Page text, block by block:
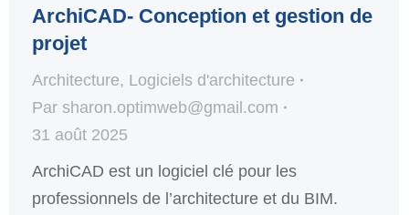
ArchiCAD- Conception et gestion de
projet
Architecture, Logiciels d'architecture
Par sharon.optimweb@gmail.com
31 août 2025
ArchiCAD est un logiciel clé pour les
professionnels de l’architecture et du BIM.